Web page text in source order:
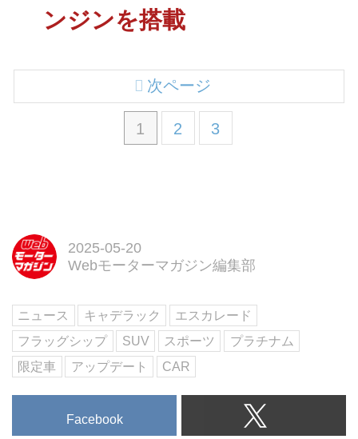
ンジンを搭載
1 2 3
次ページ
2025-05-20
Webモーターマガジン編集部
ニュース キャデラック
エスカレード
フラッグシップ
SUV スポーツ
プラチナム
限定車
アップデート CAR
Facebook